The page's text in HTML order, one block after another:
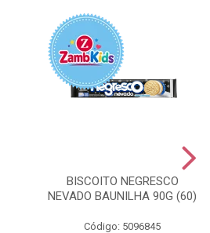
BISCOITO NEGRESCO
NEVADO BAUNILHA 90G (60)
Código: 5096845